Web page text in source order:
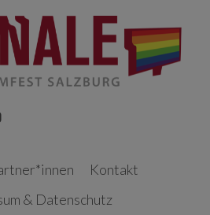
Kontakt
& Datenschutz